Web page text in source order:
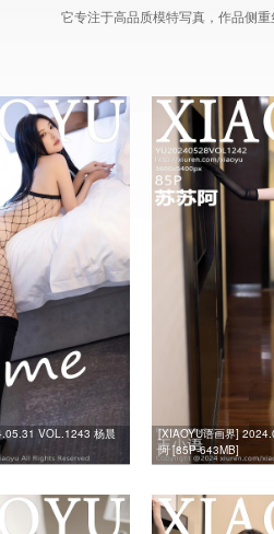
它专注于高品质模特写真，作品侧
VOL.1243 杨晨
[XIAOYU语画界]
阿 [85P-643MB]